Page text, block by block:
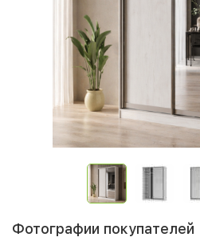
Фотографии покупателей